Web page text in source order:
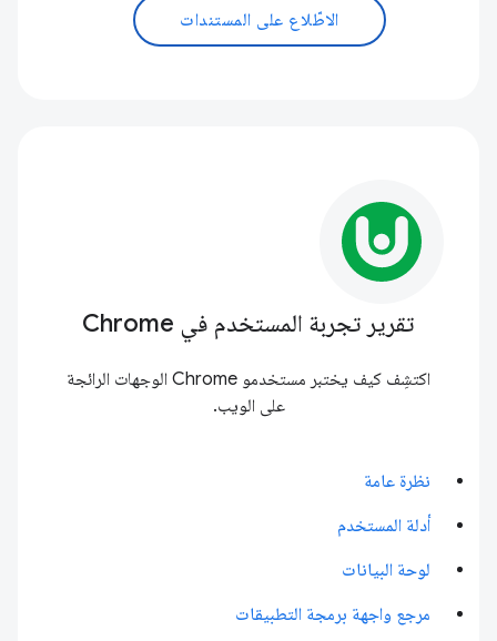
الاطّلاع على المستندات
تقرير تجربة المستخدم في Chrome
اكتشِف كيف يختبر مستخدمو Chrome الوجهات الرائجة
على الويب.
نظرة عامة
أدلة المستخدم
لوحة البيانات
مرجع واجهة برمجة التطبيقات